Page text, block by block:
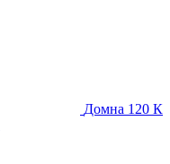
Домна 120 К